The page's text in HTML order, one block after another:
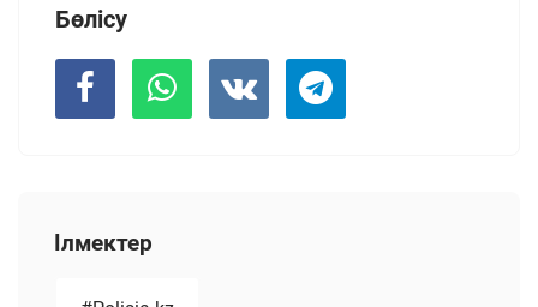
Бөлісу
Ілмектер